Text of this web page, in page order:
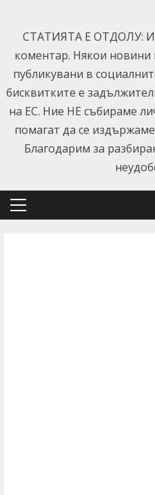
content
СТАТИЯТА Е ОТДОЛУ:
коментар. Някои новини
публикувани в
бисквитките е
на ЕС. Ние НЕ събираме
помагат да се
Благодарим за
Primary